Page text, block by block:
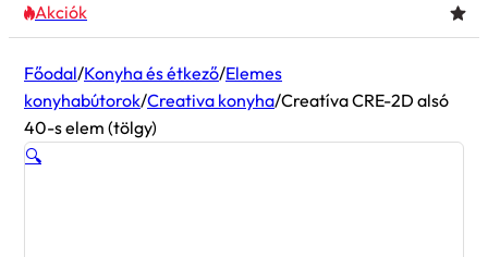
Akciók
Főodal/Konyha és étkező/Elemes
konyhabútorok/Creativa konyha/Creatíva CRE-2D alsó
40-s elem (tölgy)
🔍